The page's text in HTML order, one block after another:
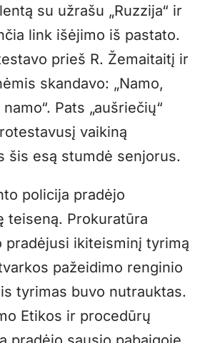
su užrašu „Ruzzija“ ir
link išėjimo iš pastato.
prieš R. Žemaitaitį ir
skandavo: „Namo,
Pats „aušriečių“
vaikiną
šis esą stumdė senjorus.
policija pradėjo
teiseną. Prokuratūra
pradėjusi ikiteisminį tyrimą
pažeidimo renginio
tyrimas buvo nutrauktas.
Etikos ir procedūrų